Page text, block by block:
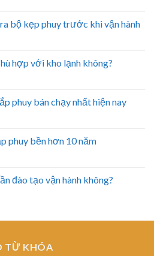
bộ kẹp phuy trước khi vận hành
hợp với kho lạnh không?
phuy bán chạy nhất hiện nay
phuy bền hơn 10 năm
đào tạo vận hành không?
TỪ KHÓA